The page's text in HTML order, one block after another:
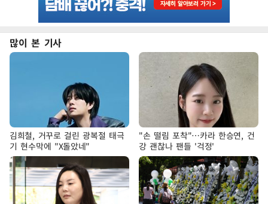
많이 본 기사
김희철, 거꾸로 걸린 광복절 태극
기 현수막에 "X돌았네"
"손 떨림 포착"…카라 한승연, 건
강 괜찮나 팬들 '걱정'